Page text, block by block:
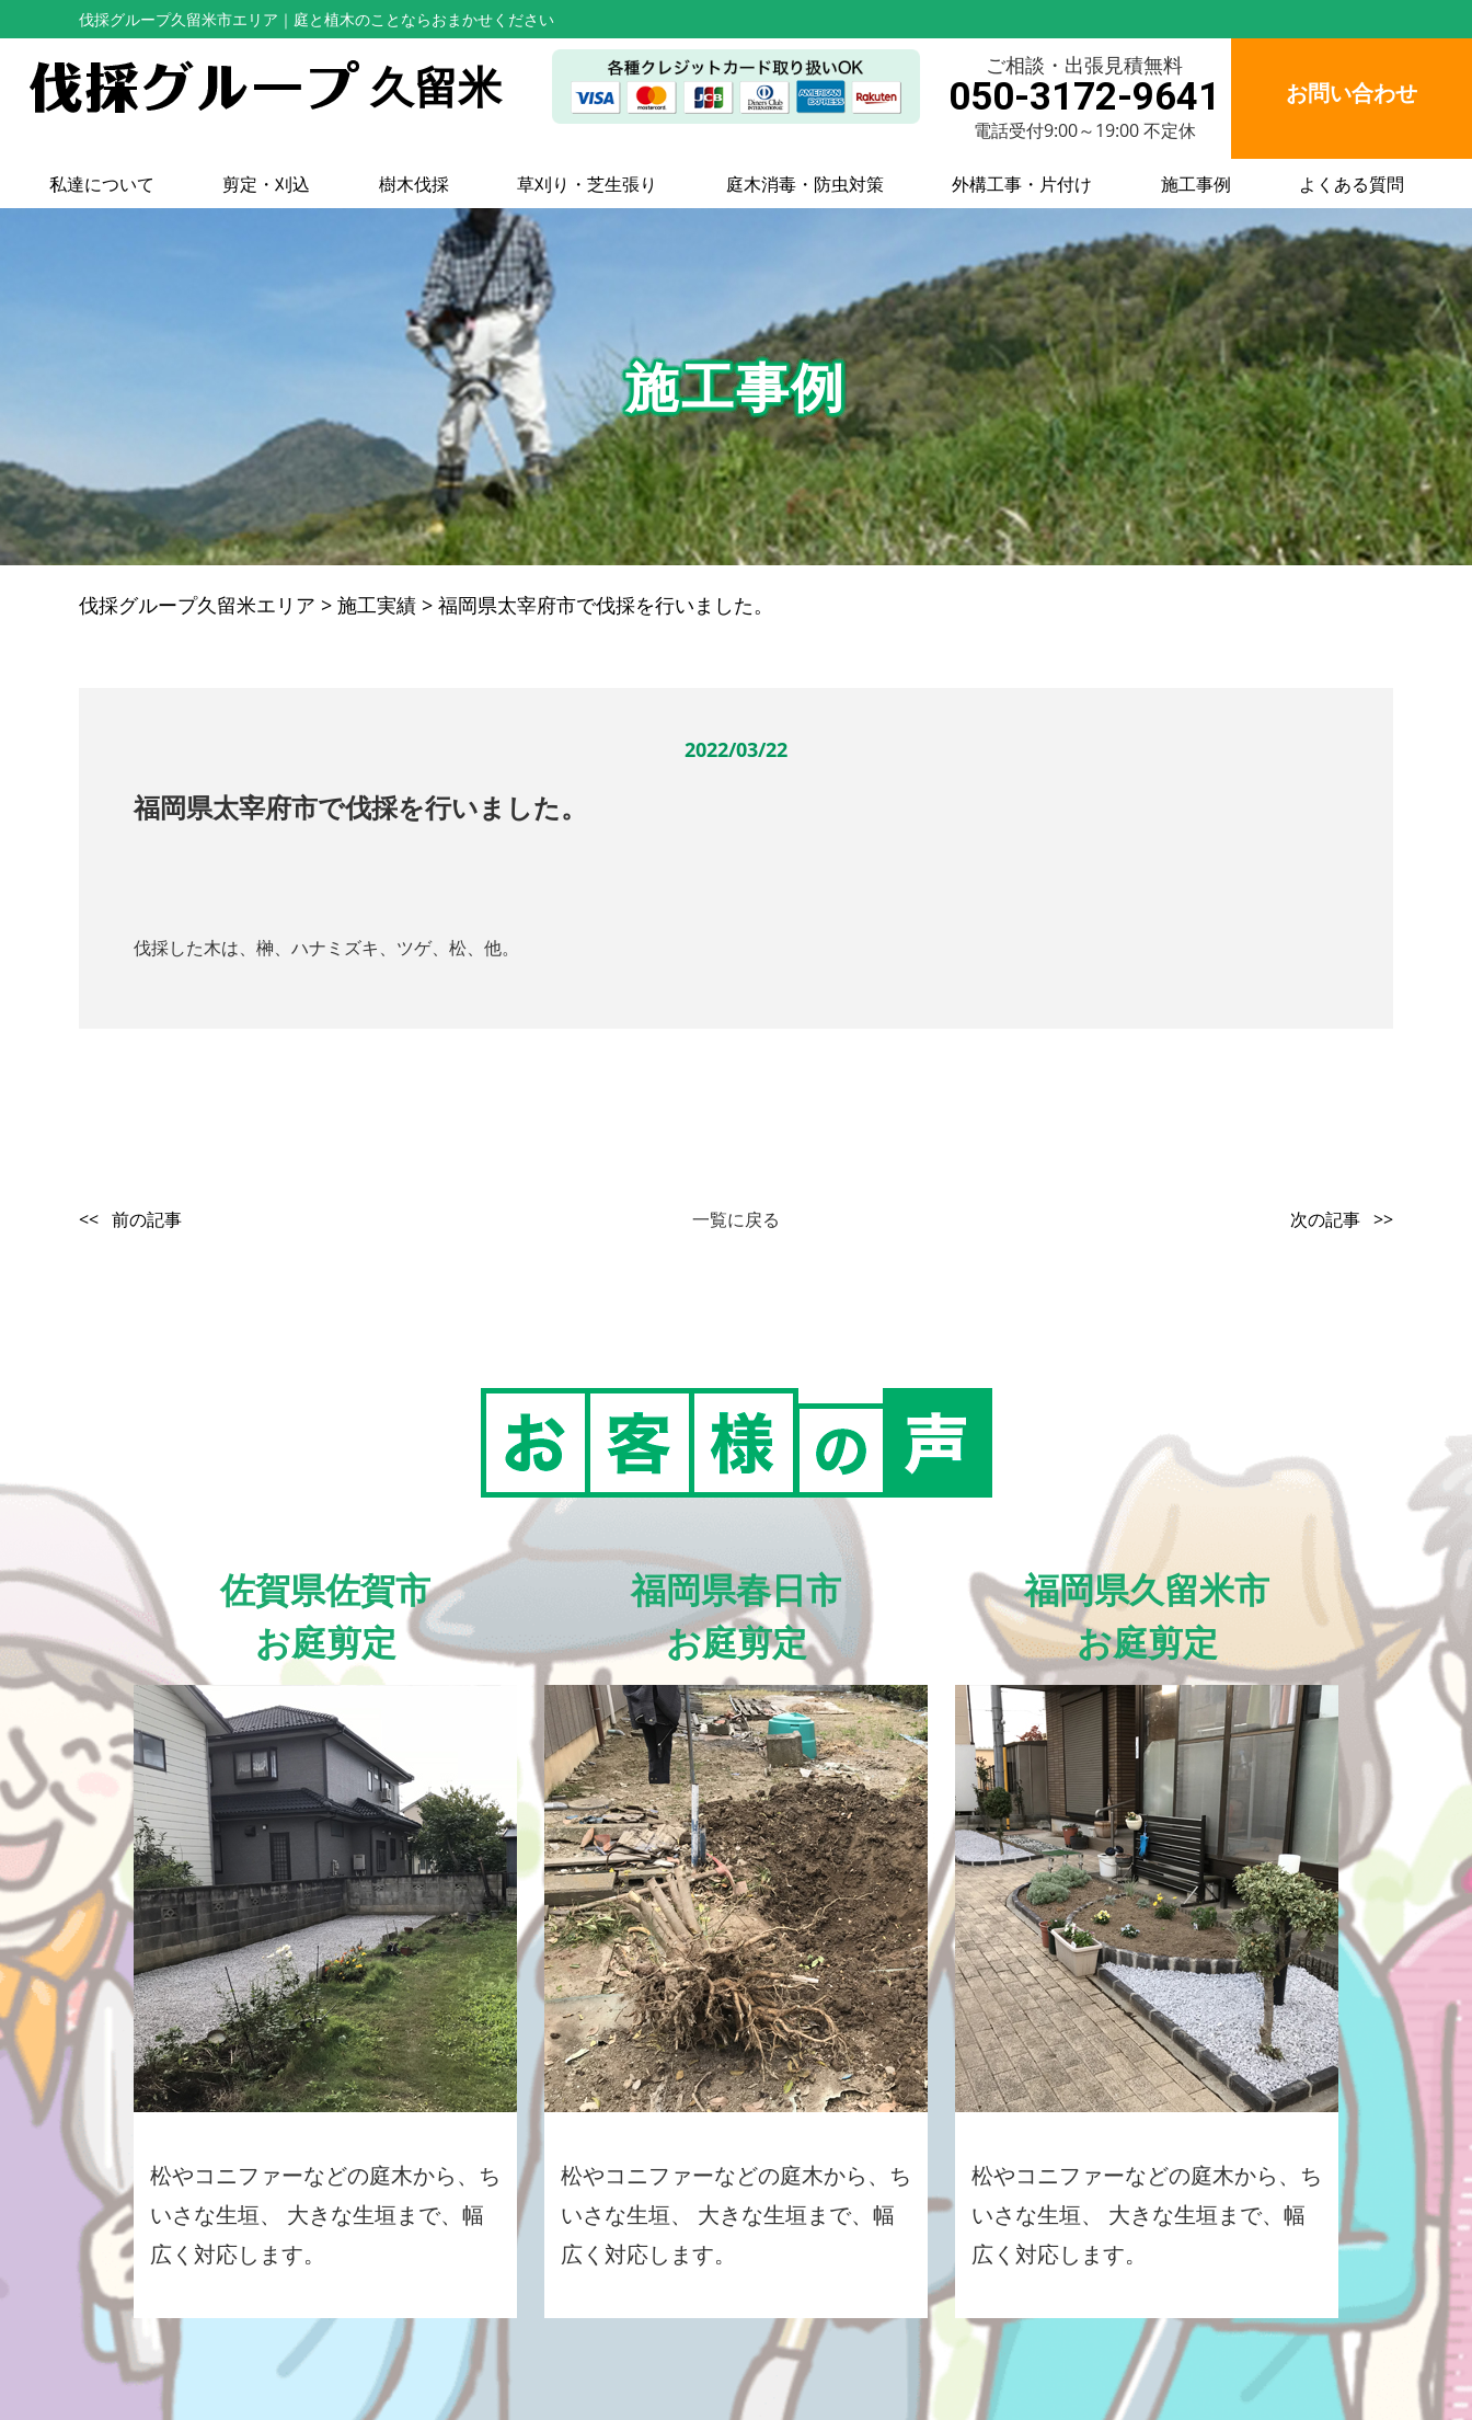
伐採グループ久留米市エリア ｜庭と植木のことならおまかせください
久留米 ご相談・出張見積無料
050-3172-9641
電話受付9:00～19:00 不定休
お問い合わせ
私達について 剪定・刈込 樹木伐採 草刈り・芝生張り 庭木消毒・防虫対策 外構工事・片付け 施工事例 よくある質問
施工事例
伐採グループ久留米エリア > 施工実績 > 福岡県太宰府市で伐採を行いました。
2022/03/22
福岡県太宰府市で伐採を行いました。
伐採した木は、榊、ハナミズキ、ツゲ、松、他。
<< 前の記事 一覧に戻る 次の記事 >>
佐賀県佐賀市
お庭剪定
松やコニファーなどの庭木から、ち
いさな生垣、 大きな生垣まで、幅
広く対応します。
福岡県春日市
お庭剪定
松やコニファーなどの庭木から、ち
いさな生垣、 大きな生垣まで、幅
広く対応します。
福岡県久留米市
お庭剪定
松やコニファーなどの庭木から、ち
いさな生垣、 大きな生垣まで、幅
広く対応します。